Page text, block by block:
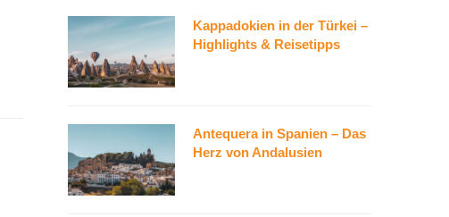
Kappadokien in der Türkei –
Highlights & Reisetipps
Antequera in Spanien – Das
Herz von Andalusien